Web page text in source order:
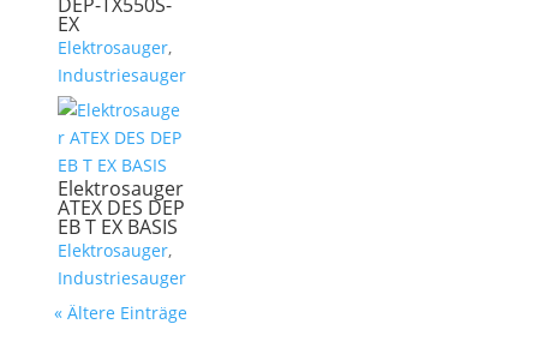
EX
Elektrosauger,
Industriesauger
Elektrosauger
ATEX DES DEP
EB T EX BASIS
Elektrosauger,
Industriesauger
« Ältere Einträge